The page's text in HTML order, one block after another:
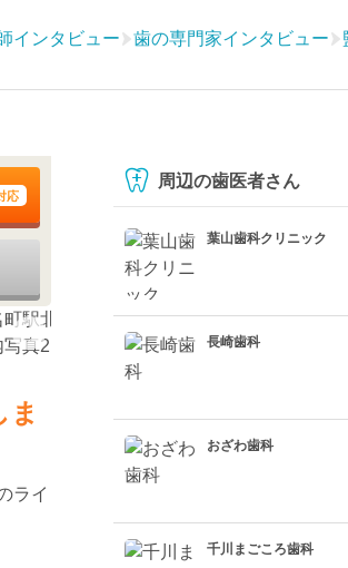
インタビュー 歯の専門家インタビュー
応
ライ
周辺の歯医者さん
葉山歯科クリニック
長崎歯科
おざわ歯科
千川まごころ歯科